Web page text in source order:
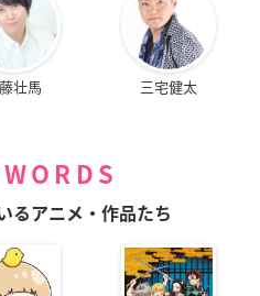
壮馬 三宅健太
るアニメ・作品たち